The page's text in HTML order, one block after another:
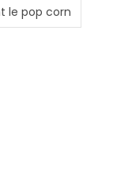
le pop corn